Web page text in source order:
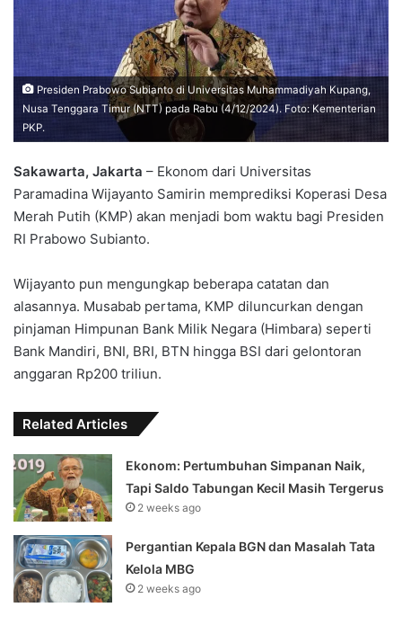
Presiden Prabowo Subianto di Universitas Muhammadiyah Kupang,
Nusa Tenggara Timur (NTT) pada Rabu (4/12/2024). Foto: Kementerian
PKP.
Sakawarta, Jakarta – Ekonom dari Universitas
Paramadina Wijayanto Samirin memprediksi Koperasi Desa
Merah Putih (KMP) akan menjadi bom waktu bagi Presiden
RI Prabowo Subianto.
Wijayanto pun mengungkap beberapa catatan dan
alasannya. Musabab pertama, KMP diluncurkan dengan
pinjaman Himpunan Bank Milik Negara (Himbara) seperti
Bank Mandiri, BNI, BRI, BTN hingga BSI dari gelontoran
anggaran Rp200 triliun.
Related Articles
Ekonom: Pertumbuhan Simpanan Naik,
Tapi Saldo Tabungan Kecil Masih Tergerus
2 weeks ago
Pergantian Kepala BGN dan Masalah Tata
Kelola MBG
2 weeks ago